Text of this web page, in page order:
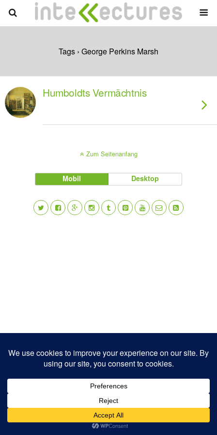
Tags › George Perkins Marsh
Humboldts Vermächtnis
Zum Seitenanfang
Mobil Desktop